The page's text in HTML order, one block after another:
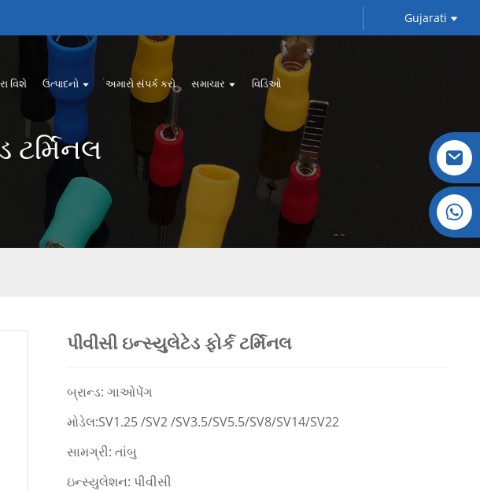
Gujarati
વિશે ઉત્પાદનો અમારો સંપર્ક કરો સમાચાર વિડિઓ
ક્રિસ્ટલ: +86 19032081821
ટર્મિનલ
પીવીસી ઇન્સ્યુલેટેડ ફોર્ક ટર્મિનલ
બ્રાન્ડ: ગાઓપેંગ
મોડેલ:SV1.25 /SV2 /SV3.5/SV5.5/SV8/SV14/SV22
સામગ્રી: તાંબુ
ઇન્સ્યુલેશન: પીવીસી